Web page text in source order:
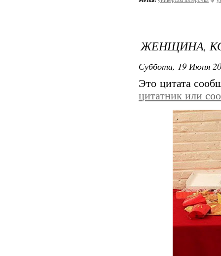
ЖЕНЩИНА,
Суббота, 19 Июня
Это цитата
цитатник или